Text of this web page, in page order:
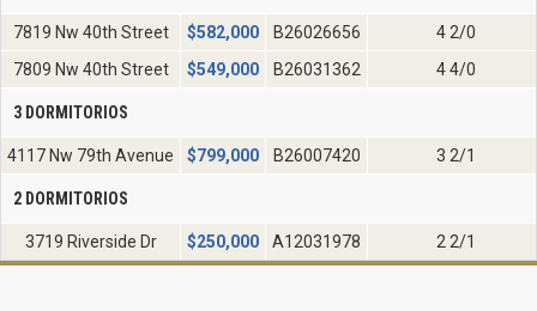
7819 Nw 40th Street $582,000 B26026656
4 2/0
7809 Nw 40th Street
$549,000 B26031362 4 4/0
3 DORMITORIOS
4117 Nw 79th Avenue $799,000 B26007420 3 2/1
2 DORMITORIOS
3719 Riverside Dr $250,000 A12031978 2 2/1